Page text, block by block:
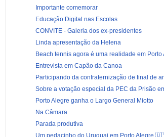
Importante comemorar
Educação Digital nas Escolas
CONVITE - Galeria dos ex-presidentes
Linda apresentação da Helena
Beach tennis agora é uma realidade em Porto
Entrevista em Capão da Canoa
Participando da confraternização de final de
Sobre a votação especial da PEC da Prisão
Porto Alegre ganha o Largo General Miotto
Na Câmara
Parada produtiva
Um pedacinho do Uruguai em Porto Alegre